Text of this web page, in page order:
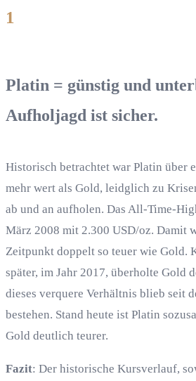
1
Platin = günstig und
Aufholjagd ist sicher.
Historisch betrachtet war Platin über
mehr wert als Gold, leidglich zu
ab und an aufholen. Das All-Time-
März 2008 mit 2.300 USD/oz. Damit
Zeitpunkt doppelt so teuer wie Gold.
später, im Jahr 2017, überholte Gold
dieses verquere Verhältnis blieb seit
bestehen. Stand heute ist Platin
Gold deutlich teurer.
Fazit: Der historische Kursverlauf,